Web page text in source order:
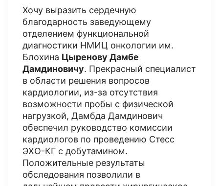
Хочу выразить сердечную
благодарность заведующему
отделением функциональной
диагностики НМИЦ онкологии им.
Блохина Цыренову Дамбе
Дамдиновичу. Прекрасный специалист
в области решения вопросов
кардиологии, из-за отсутствия
возможности пробы с физической
нагрузкой, Дамбда Дамдинович
обеспечил руководство комиссии
кардиологов по проведению Стесс
ЭХО-КГ с добутамином.
Положительные результаты
обследования позволили в